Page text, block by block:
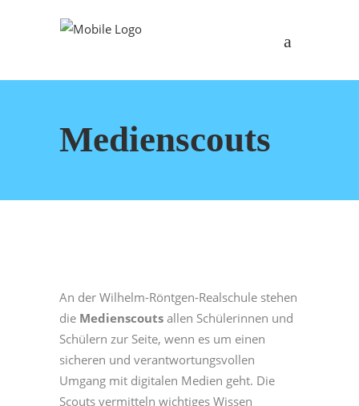
Medienscouts
An der Wilhelm-Röntgen-Realschule stehen
die Medienscouts allen Schülerinnen und
Schülern zur Seite, wenn es um einen
sicheren und verantwortungsvollen
Umgang mit digitalen Medien geht. Die
Scouts vermitteln wichtiges Wissen